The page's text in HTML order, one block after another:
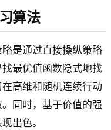
算法
是通过直接操纵策略
最优值函数隐式地找
高维和随机连续行动
同时，基于价值的强
出色。